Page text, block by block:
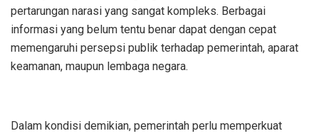
pertarungan narasi yang sangat kompleks. Berbagai
informasi yang belum tentu benar dapat dengan cepat
memengaruhi persepsi publik terhadap pemerintah, aparat
keamanan, maupun lembaga negara.
Dalam kondisi demikian, pemerintah perlu memperkuat